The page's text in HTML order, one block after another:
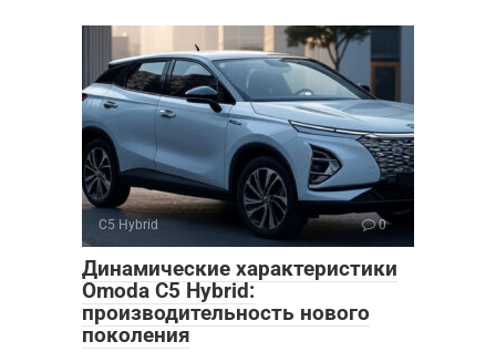
C5 Hybrid 0
Динамические характеристики
Omoda C5 Hybrid:
производительность нового
поколения